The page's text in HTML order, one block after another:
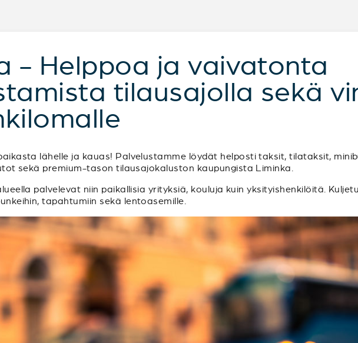
- Helppoa ja vaivatonta
tilausajolla sekä
lähelle ja kauas! Palvelustamme löydät helposti taksit, tilataksit,
sekä premium-tason tilausajokaluston kaupungista Liminka.
palvelevat niin paikallisia yrityksiä, kouluja kuin yksityishenkilöitä.
tapahtumiin sekä lentoasemille.